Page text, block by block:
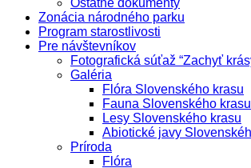
Ostatné dokumenty
Zonácia národného parku
Program starostlivosti
Pre návštevníkov
Fotografická súťaž “Zachyť
Galéria
Flóra Slovenského krasu
Fauna Slovenského krasu
Lesy Slovenského krasu
Abiotické javy
Príroda
Flóra